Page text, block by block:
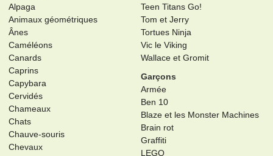
Alpaga
Animaux géométriques
Ânes
Caméléons
Canards
Caprins
Capybara
Cervidés
Chameaux
Chats
Chauve-souris
Chevaux
Teen Titans Go!
Tom et Jerry
Tortues Ninja
Vic le Viking
Wallace et Gromit
Garçons
Armée
Ben 10
Blaze et les Monster Machines
Brain rot
Graffiti
LEGO